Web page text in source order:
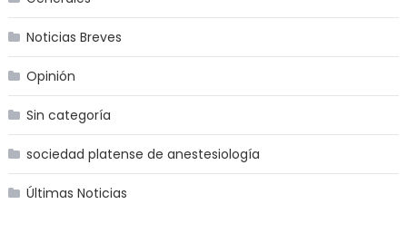
Noticias Breves
Opinión
Sin categoría
sociedad platense de anestesiología
Últimas Noticias